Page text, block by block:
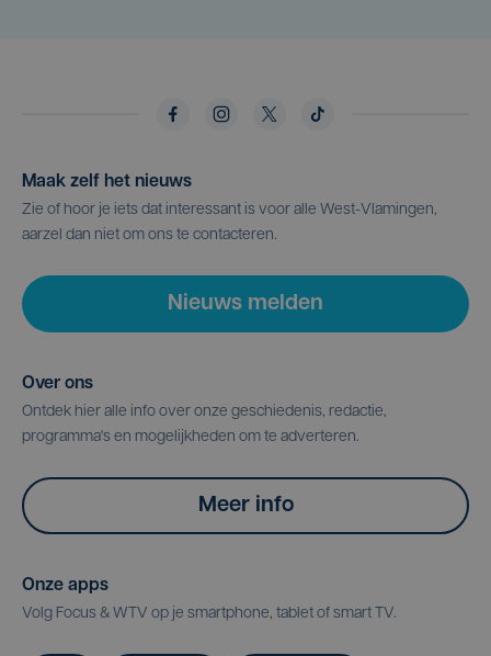
Maak zelf het nieuws
Zie of hoor je iets dat interessant is voor alle West-Vlamingen,
aarzel dan niet om ons te contacteren.
Nieuws melden
Over ons
Ontdek hier alle info over onze geschiedenis, redactie,
programma's en mogelijkheden om te adverteren.
Meer info
Onze apps
Volg Focus & WTV op je smartphone, tablet of smart TV.